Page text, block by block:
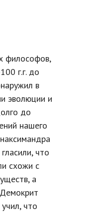
философов,
г.г. до
в
эволюции и
до
нашего
что
схожи с
а
Демокрит
что